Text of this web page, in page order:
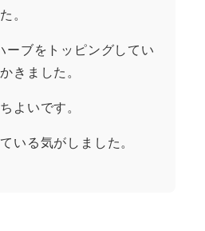
。
ーブをトッピングしてい
きました。
よいです。
いる気がしました。